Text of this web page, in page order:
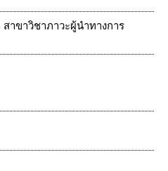
ขาวิชาภาวะผู้นำทางการ